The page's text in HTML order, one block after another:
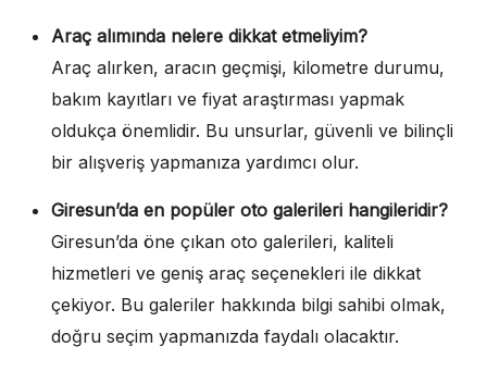
Araç alımında nelere dikkat etmeliyim?
Araç alırken, aracın geçmişi, kilometre durumu,
bakım kayıtları ve fiyat araştırması yapmak
oldukça önemlidir. Bu unsurlar, güvenli ve bilinçli
bir alışveriş yapmanıza yardımcı olur.
Giresun’da en popüler oto galerileri hangileridir?
Giresun’da öne çıkan oto galerileri, kaliteli
hizmetleri ve geniş araç seçenekleri ile dikkat
çekiyor. Bu galeriler hakkında bilgi sahibi olmak,
doğru seçim yapmanızda faydalı olacaktır.